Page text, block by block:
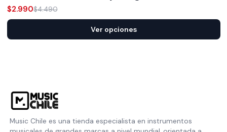
$2.990$4.490
Ver opciones
Music Chile es una tienda especialista en instrumentos